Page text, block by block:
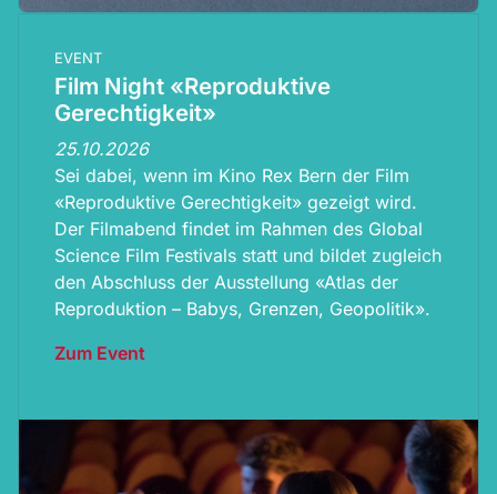
EVENT
Film Night «Reproduktive
Gerechtigkeit»
25.10.2026
Sei dabei, wenn im Kino Rex Bern der Film
«Reproduktive Gerechtigkeit» gezeigt wird.
Der Filmabend findet im Rahmen des Global
Science Film Festivals statt und bildet zugleich
den Abschluss der Ausstellung «Atlas der
Reproduktion – Babys, Grenzen, Geopolitik».
Zum Event